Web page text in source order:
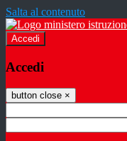
Salta al contenuto
Accedi
Accedi
button close ×